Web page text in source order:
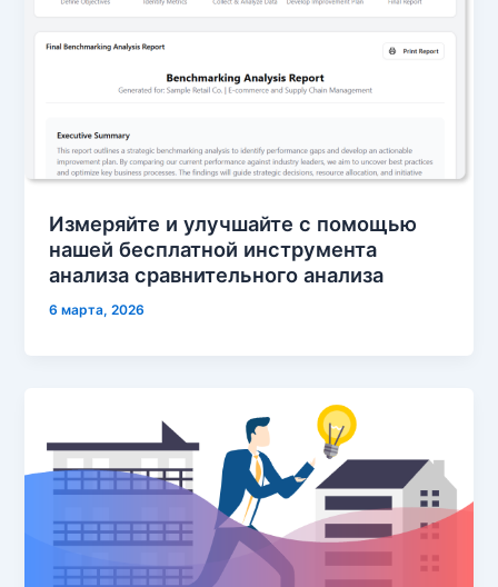
Измеряйте и улучшайте с помощью
нашей бесплатной инструмента
анализа сравнительного анализа
6 марта, 2026